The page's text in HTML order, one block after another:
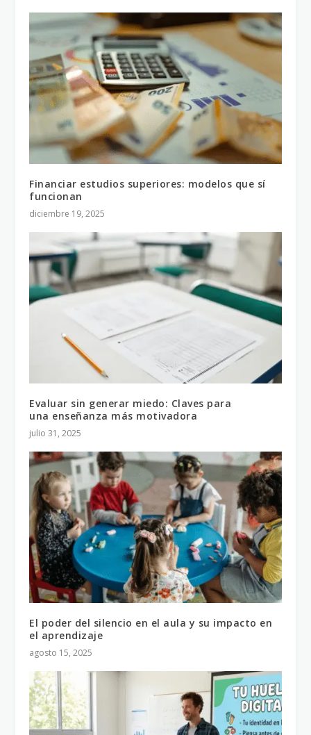
Financiar estudios superiores: modelos que sí
funcionan
diciembre 19, 2025
Evaluar sin generar miedo: Claves para
una enseñanza más motivadora
julio 31, 2025
El poder del silencio en el aula y su impacto en
el aprendizaje
agosto 15, 2025